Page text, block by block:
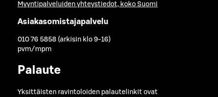
Myyntipalveluiden yhteystiedot, koko Suomi
Asiakasomistajapalvelu
010 76 5858 (arkisin klo 9-16)
pvm/mpm
Palaute
Yksittäisten ravintoloiden palautelinkit ovat